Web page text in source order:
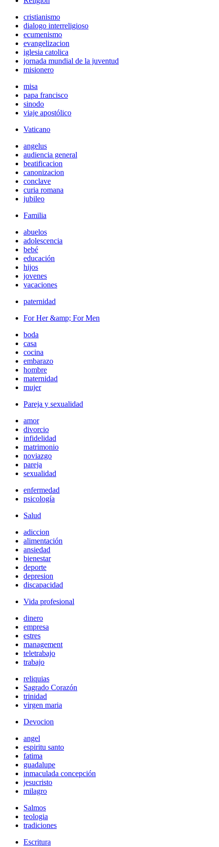
cristianismo
dialogo interreligioso
ecumenismo
evangelizacion
iglesia catolica
jornada mundial de la juventud
misionero
misa
papa francisco
sinodo
viaje apostólico
Vaticano
angelus
audiencia general
beatificacion
canonizacion
conclave
curia romana
jubileo
Familia
abuelos
adolescencia
bebé
educación
hijos
jovenes
vacaciones
paternidad
For Her &amp; For Men
boda
casa
cocina
embarazo
hombre
maternidad
mujer
Pareja y sexualidad
amor
divorcio
infidelidad
matrimonio
noviazgo
pareja
sexualidad
enfermedad
psicología
Salud
adiccion
alimentación
ansiedad
bienestar
deporte
depresion
discapacidad
Vida profesional
dinero
empresa
estres
management
teletrabajo
trabajo
reliquias
Sagrado Corazón
trinidad
virgen maria
Devocion
angel
espiritu santo
fatima
guadalupe
inmaculada concepción
jesucristo
milagro
Salmos
teologia
tradiciones
Escritura